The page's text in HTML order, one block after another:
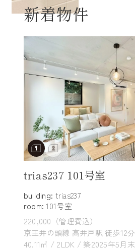
新着物件
trias237 101号室
building: trias237
room: 101号室
220,000（管理費込）
京王井の頭線 高井戸駅 徒歩12分
40.11㎡ / 2LDK / 築2025年5月末